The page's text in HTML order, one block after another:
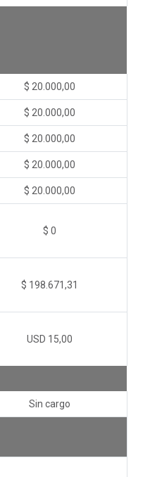
$ 20.000,00
$ 20.000,00
$ 20.000,00
$ 20.000,00
$ 20.000,00
$ 0
$ 198.671,31
USD 15,00
Sin cargo